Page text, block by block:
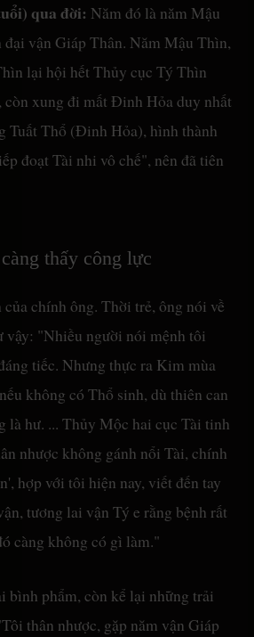
qua đời: Năm đó là năm Mậu
đại vận Giáp Thân. Năm Mậu Thìn,
lại hội hết Thủy cục Tý Thìn
còn xung đi mất Đinh Hỏa duy nhất
Tuất Thổ (Đinh Hỏa), hình thành
đoạt Tài nhi vô chế", nên đã tiên
thấy công lực
chính ông. Thời trẻ, ông nói về
vậy: "Nhiều người nói mệnh tôi
tiếc. Nhưng thực ra Kim mùa
không có Thổ sinh, dù thiên can
là hư. ... Thủy Mộc hai cục Tài tinh
nhược không gánh nổi Tài, chính
hợp với tôi hiện nay, viết đến tay
tương lai vận Tý e rằng bệnh rất
càng không có gì làm."
bình phẩm, còn kể lại những trải
thân nhược, gặp năm vận Giáp